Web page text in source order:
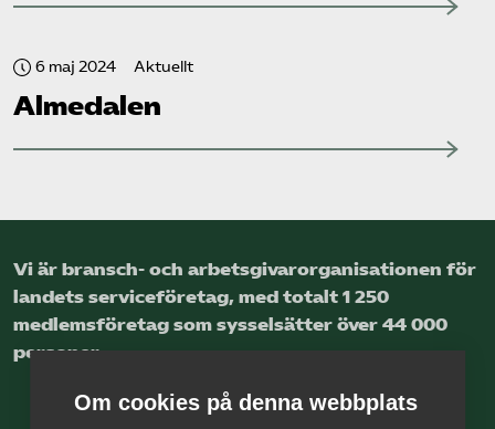
6 maj 2024 Aktuellt
Almedalen
Vi är bransch- och arbetsgivar­organisationen för
landets service­företag, med totalt 1 250
medlems­företag som sysselsätter över 44 000
personer.
Om cookies på denna webbplats